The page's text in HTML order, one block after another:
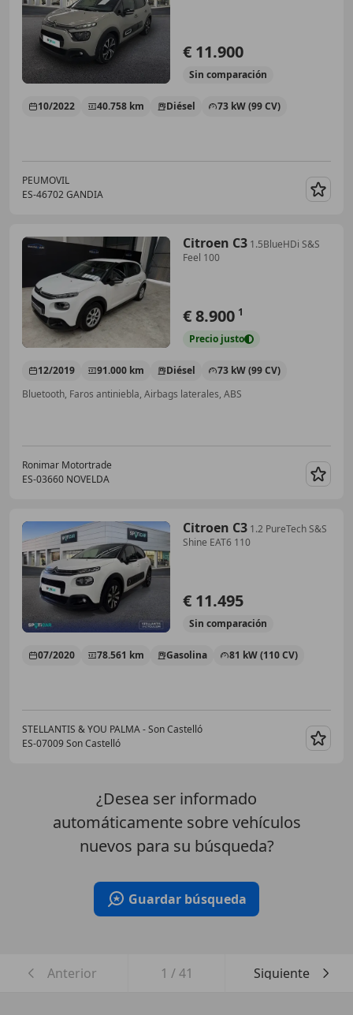
€ 11.900
Sin comparación
10/2022 40.758 km Diésel 73 kW (99 CV)
PEUMOVIL
ES-46702 GANDIA
Citroen C3 1.5BlueHDi S&S
Feel 100
€ 8.900 1
Precio justo
12/2019 91.000 km Diésel
73 kW (99 CV)
Bluetooth, Faros antiniebla, Airbags laterales, ABS
Ronimar Motortrade
ES-03660 NOVELDA
Citroen C3 1.2 PureTech S&S
Shine EAT6 110
€ 11.495
Sin comparación
07/2020 78.561 km Gasolina 81 kW (110 CV)
STELLANTIS & YOU PALMA - Son Castelló
ES-07009 Son Castelló
¿Desea ser informado
automáticamente sobre vehículos
nuevos para su búsqueda?
Guardar búsqueda
Anterior 1 /41 Siguiente